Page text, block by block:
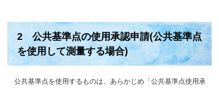
2 公共基準点の使用承認申請(公共基準点
を使用して測量する場合)
公共基準点を使用するものは、あらかじめ「公共基準点使用承